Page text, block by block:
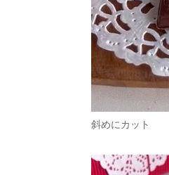
斜めにカット